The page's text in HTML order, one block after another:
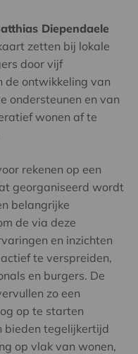
Diependaele
zetten bij lokale
door vijf
de ontwikkeling van
ondersteunen en van
wonen af te
rekenen op een
georganiseerd wordt
belangrijke
de via deze
en inzichten
te verspreiden,
en burgers. De
zo een
op te starten
bieden tegelijkertijd
op vlak van wonen,